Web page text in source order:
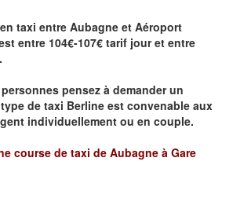
taxi entre Aubagne et Aéroport
entre 104€-107€ tarif jour et entre
pensez à demander un
de taxi Berline est convenable aux
individuellement ou en couple.
course de taxi de Aubagne à Gare